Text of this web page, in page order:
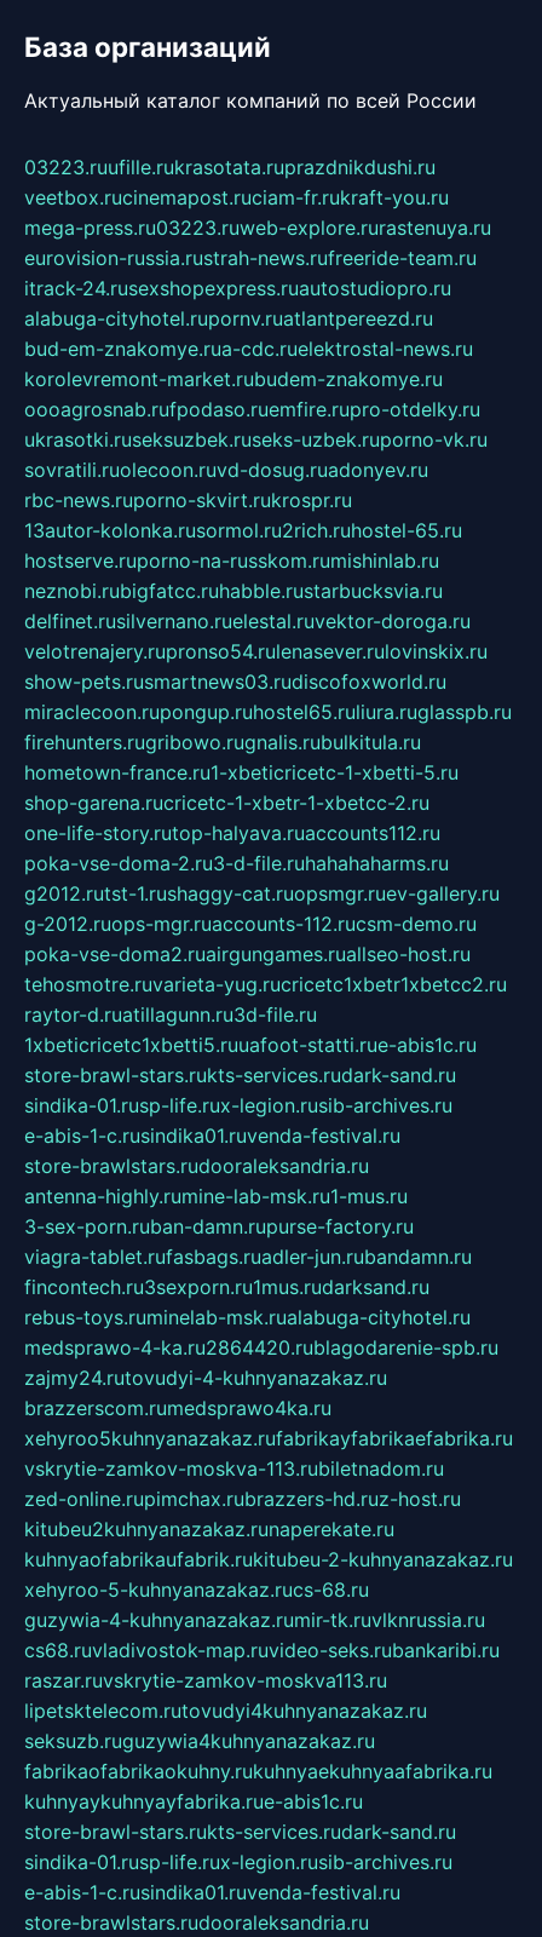
База организаций
Актуальный каталог компаний по всей России
03223.ruufille.rukrasotata.ruprazdnikdushi.ru
veetbox.rucinemapost.ruciam-fr.rukraft-you.ru
mega-press.ru03223.ruweb-explore.rurastenuya.ru
eurovision-russia.rustrah-news.rufreeride-team.ru
itrack-24.rusexshopexpress.ruautostudiopro.ru
alabuga-cityhotel.rupornv.ruatlantpereezd.ru
bud-em-znakomye.rua-cdc.ruelektrostal-news.ru
korolevremont-market.rubudem-znakomye.ru
oooagrosnab.rufpodaso.ruemfire.rupro-otdelky.ru
ukrasotki.ruseksuzbek.ruseks-uzbek.ruporno-vk.ru
sovratili.ruolecoon.ruvd-dosug.ruadonyev.ru
rbc-news.ruporno-skvirt.rukrospr.ru
13autor-kolonka.rusormol.ru2rich.ruhostel-65.ru
hostserve.ruporno-na-russkom.rumishinlab.ru
neznobi.rubigfatcc.ruhabble.rustarbucksvia.ru
delfinet.rusilvernano.ruelestal.ruvektor-doroga.ru
velotrenajery.rupronso54.rulenasever.rulovinskix.ru
show-pets.rusmartnews03.rudiscofoxworld.ru
miraclecoon.rupongup.ruhostel65.ruliura.ruglasspb.ru
firehunters.rugribowo.rugnalis.rubulkitula.ru
hometown-france.ru1-xbeticricetc-1-xbetti-5.ru
shop-garena.rucricetc-1-xbetr-1-xbetcc-2.ru
one-life-story.rutop-halyava.ruaccounts112.ru
poka-vse-doma-2.ru3-d-file.ruhahahaharms.ru
g2012.rutst-1.rushaggy-cat.ruopsmgr.ruev-gallery.ru
g-2012.ruops-mgr.ruaccounts-112.rucsm-demo.ru
poka-vse-doma2.ruairgungames.ruallseo-host.ru
tehosmotre.ruvarieta-yug.rucricetc1xbetr1xbetcc2.ru
raytor-d.ruatillagunn.ru3d-file.ru
1xbeticricetc1xbetti5.ruuafoot-statti.rue-abis1c.ru
store-brawl-stars.rukts-services.rudark-sand.ru
sindika-01.rusp-life.rux-legion.rusib-archives.ru
e-abis-1-c.rusindika01.ruvenda-festival.ru
store-brawlstars.rudooraleksandria.ru
antenna-highly.rumine-lab-msk.ru1-mus.ru
3-sex-porn.ruban-damn.rupurse-factory.ru
viagra-tablet.rufasbags.ruadler-jun.rubandamn.ru
fincontech.ru3sexporn.ru1mus.rudarksand.ru
rebus-toys.ruminelab-msk.rualabuga-cityhotel.ru
medsprawo-4-ka.ru2864420.rublagodarenie-spb.ru
zajmy24.rutovudyi-4-kuhnyanazakaz.ru
brazzerscom.rumedsprawo4ka.ru
xehyroo5kuhnyanazakaz.rufabrikayfabrikaefabrika.ru
vskrytie-zamkov-moskva-113.rubiletnadom.ru
zed-online.rupimchax.rubrazzers-hd.ruz-host.ru
kitubeu2kuhnyanazakaz.runaperekate.ru
kuhnyaofabrikaufabrik.rukitubeu-2-kuhnyanazakaz.ru
xehyroo-5-kuhnyanazakaz.rucs-68.ru
guzywia-4-kuhnyanazakaz.rumir-tk.ruvlknrussia.ru
cs68.ruvladivostok-map.ruvideo-seks.rubankaribi.ru
raszar.ruvskrytie-zamkov-moskva113.ru
lipetsktelecom.rutovudyi4kuhnyanazakaz.ru
seksuzb.ruguzywia4kuhnyanazakaz.ru
fabrikaofabrikaokuhny.rukuhnyaekuhnyaafabrika.ru
kuhnyaykuhnyayfabrika.rue-abis1c.ru
store-brawl-stars.rukts-services.rudark-sand.ru
sindika-01.rusp-life.rux-legion.rusib-archives.ru
e-abis-1-c.rusindika01.ruvenda-festival.ru
store-brawlstars.rudooraleksandria.ru